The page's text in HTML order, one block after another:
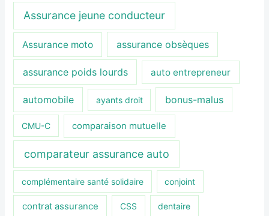
Assurance jeune conducteur
Assurance moto assurance obsèques
assurance poids lourds auto entrepreneur
automobile ayants droit bonus-malus
CMU-C comparaison mutuelle
comparateur assurance auto
complémentaire santé solidaire conjoint
contrat assurance CSS dentaire